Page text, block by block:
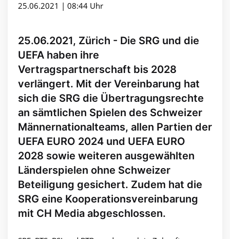
25.06.2021 | 08:44 Uhr
25.06.2021, Zürich - Die SRG und die
UEFA haben ihre
Vertragspartnerschaft bis 2028
verlängert. Mit der Vereinbarung hat
sich die SRG die Übertragungsrechte
an sämtlichen Spielen des Schweizer
Männernationalteams, allen Partien der
UEFA EURO 2024 und UEFA EURO
2028 sowie weiteren ausgewählten
Länderspielen ohne Schweizer
Beteiligung gesichert. Zudem hat die
SRG eine Kooperationsvereinbarung
mit CH Media abgeschlossen.